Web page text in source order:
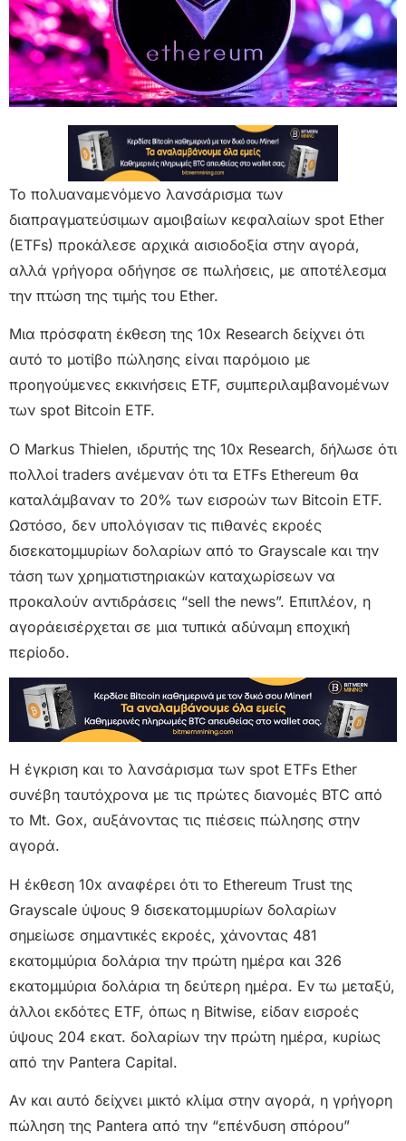
Το πολυαναμενόμενο λανσάρισμα των
διαπραγματεύσιμων αμοιβαίων κεφαλαίων spot Ether
(ETFs) προκάλεσε αρχικά αισιοδοξία στην αγορά,
αλλά γρήγορα οδήγησε σε πωλήσεις, με αποτέλεσμα
την πτώση της τιμής του Ether.
Μια πρόσφατη έκθεση της 10x Research δείχνει ότι
αυτό το μοτίβο πώλησης είναι παρόμοιο με
προηγούμενες εκκινήσεις ETF, συμπεριλαμβανομένων
των spot Bitcoin ETF.
Ο Markus Thielen, ιδρυτής της 10x Research, δήλωσε ότι
πολλοί traders ανέμεναν ότι τα ETFs Ethereum θα
καταλάμβαναν το 20% των εισροών των Bitcoin ETF.
Ωστόσο, δεν υπολόγισαν τις πιθανές εκροές
δισεκατομμυρίων δολαρίων από το Grayscale και την
τάση των χρηματιστηριακών καταχωρίσεων να
προκαλούν αντιδράσεις “sell the news”. Επιπλέον, η
αγοράεισέρχεται σε μια τυπικά αδύναμη εποχική
περίοδο.
Η έγκριση και το λανσάρισμα των spot ETFs Ether
συνέβη ταυτόχρονα με τις πρώτες διανομές BTC από
το Mt. Gox, αυξάνοντας τις πιέσεις πώλησης στην
αγορά.
Η έκθεση 10x αναφέρει ότι το Ethereum Trust της
Grayscale ύψους 9 δισεκατομμυρίων δολαρίων
σημείωσε σημαντικές εκροές, χάνοντας 481
εκατομμύρια δολάρια την πρώτη ημέρα και 326
εκατομμύρια δολάρια τη δεύτερη ημέρα. Εν τω μεταξύ,
άλλοι εκδότες ETF, όπως η Bitwise, είδαν εισροές
ύψους 204 εκατ. δολαρίων την πρώτη ημέρα, κυρίως
από την Pantera Capital.
Αν και αυτό δείχνει μικτό κλίμα στην αγορά, η γρήγορη
πώληση της Pantera από την “επένδυση σπόρου”